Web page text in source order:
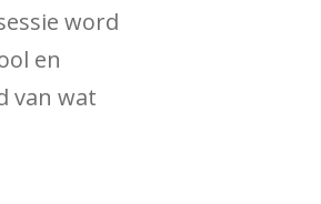
word
en
van wat